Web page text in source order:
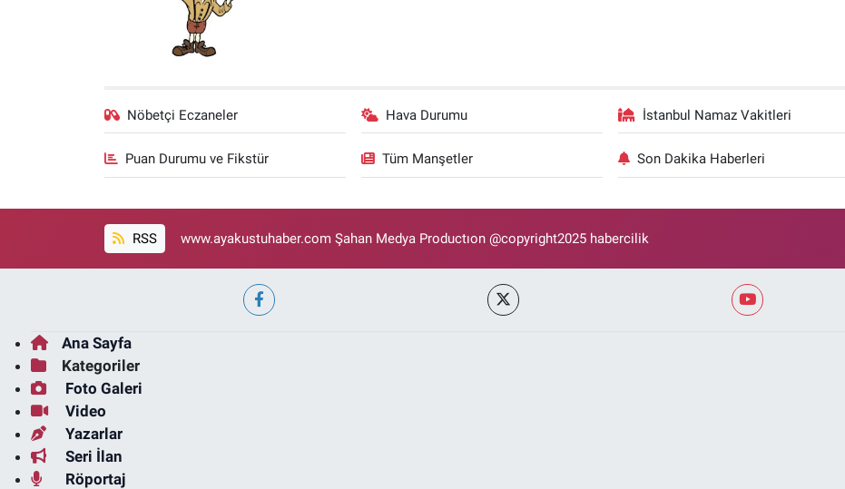
Nöbetçi Eczaneler Hava Durumu İstanbul Namaz Vakitleri
Puan Durumu ve Fikstür Tüm Manşetler Son Dakika Haberleri
RSS www.ayakustuhaber.com Şahan Medya Productıon @copyright2025 habercilik
Ana Sayfa
Kategoriler
Foto Galeri
Video
Yazarlar
Seri İlan
Röportaj